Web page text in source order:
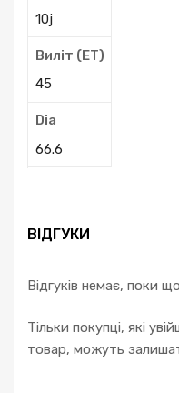
10j
Виліт (ЕТ)
45
Dia
66.6
ВІДГУКИ
Відгуків немає, поки
Тільки покупці, які
товар, можуть